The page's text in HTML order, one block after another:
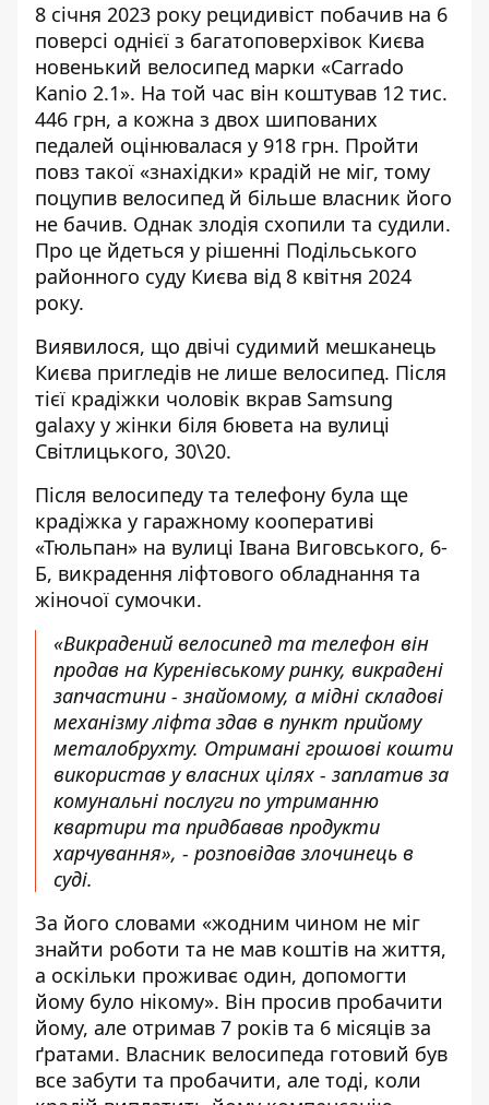
8 січня 2023 року рецидивіст побачив на 6
поверсі однієї з багатоповерхівок Києва
новенький велосипед марки «Carrado
Kanio 2.1». На той час він коштував 12 тис.
446 грн, а кожна з двох шипованих
педалей оцінювалася у 918 грн. Пройти
повз такої «знахідки» крадій не міг, тому
поцупив велосипед й більше власник його
не бачив. Однак злодія схопили та судили.
Про це йдеться у рішенні Подільського
районного суду Києва від 8 квітня 2024
року.
Виявилося, що двічі судимий мешканець
Києва пригледів не лише велосипед. Після
тієї крадіжки чоловік вкрав Samsung
galaxy у жінки біля бювета на вулиці
Світлицького, 30\20.
Після велосипеду та телефону була ще
крадіжка у гаражному кооперативі
«Тюльпан» на вулиці Івана Виговського, 6-
Б, викрадення ліфтового обладнання та
жіночої сумочки.
«Викрадений велосипед та телефон він
продав на Куренівському ринку, викрадені
запчастини - знайомому, а мідні складові
механізму ліфта здав в пункт прийому
металобрухту. Отримані грошові кошти
використав у власних цілях - заплатив за
комунальні послуги по утриманню
квартири та придбавав продукти
харчування», - розповідав злочинець в
суді.
За його словами «жодним чином не міг
знайти роботи та не мав коштів на життя,
а оскільки проживає один, допомогти
йому було нікому». Він просив пробачити
йому, але отримав 7 років та 6 місяців за
ґратами. Власник велосипеда готовий був
все забути та пробачити, але тоді, коли